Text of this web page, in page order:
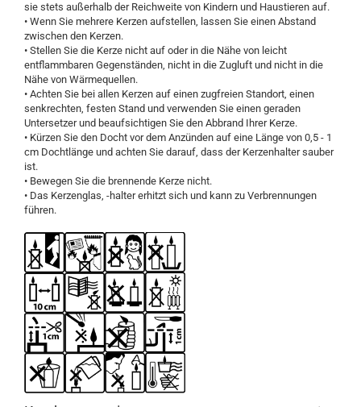
sie stets außerhalb der Reichweite von Kindern und Haustieren auf.
• Wenn Sie mehrere Kerzen aufstellen, lassen Sie einen Abstand
zwischen den Kerzen.
• Stellen Sie die Kerze nicht auf oder in die Nähe von leicht
entflammbaren Gegenständen, nicht in die Zugluft und nicht in die
Nähe von Wärmequellen.
• Achten Sie bei allen Kerzen auf einen zugfreien Standort, einen
senkrechten, festen Stand und verwenden Sie einen geraden
Untersetzer und beaufsichtigen Sie den Abbrand Ihrer Kerze.
• Kürzen Sie den Docht vor dem Anzünden auf eine Länge von 0,5 - 1
cm Dochtlänge und achten Sie darauf, dass der Kerzenhalter sauber
ist.
• Bewegen Sie die brennende Kerze nicht.
• Das Kerzenglas, -halter erhitzt sich und kann zu Verbrennungen
führen.